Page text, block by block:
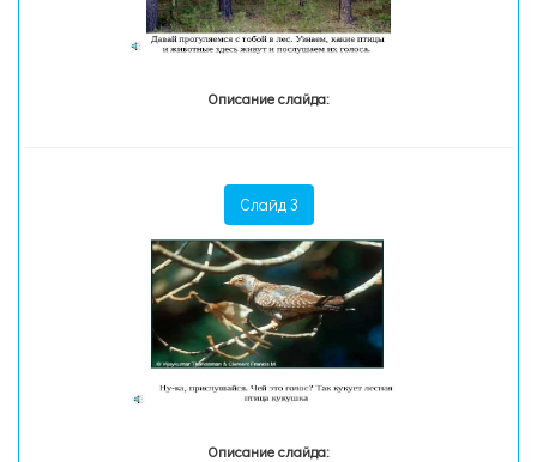
Описание слайда:
Слайд 3
Описание слайда: